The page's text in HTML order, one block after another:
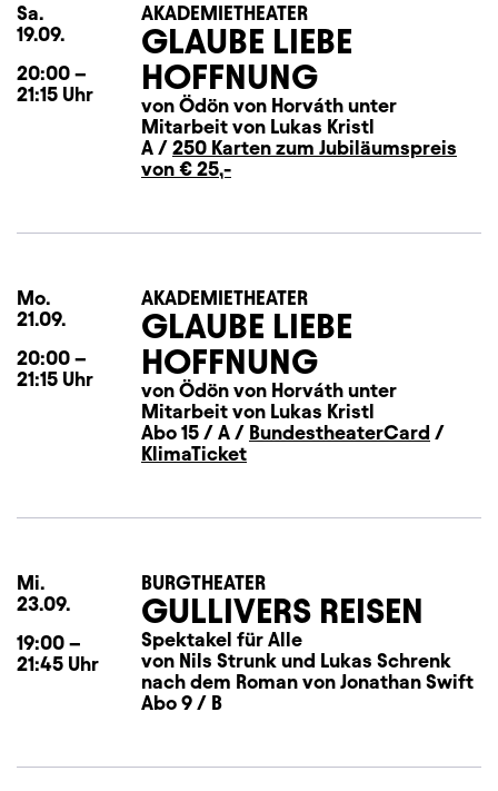
Sa.
19.09.
20:00 –
21:15 Uhr
AKADEMIETHEATER
GLAUBE LIEBE
HOFFNUNG
von Ödön von Horváth unter
Mitarbeit von Lukas Kristl
A / 250 Karten zum Jubiläumspreis
von € 25,-
Mo.
21.09.
20:00 –
21:15 Uhr
AKADEMIETHEATER
GLAUBE LIEBE
HOFFNUNG
von Ödön von Horváth unter
Mitarbeit von Lukas Kristl
Abo 15 / A / BundestheaterCard /
KlimaTicket
Mi.
23.09.
19:00 –
21:45 Uhr
BURGTHEATER
GULLIVERS REISEN
Spektakel für Alle
von Nils Strunk und Lukas Schrenk
nach dem Roman von Jonathan Swift
Abo 9 / B